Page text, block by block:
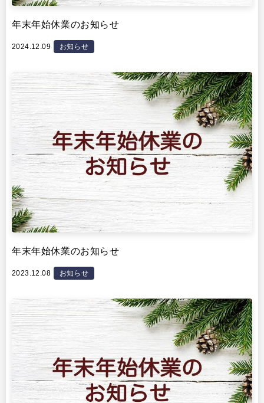
年末年始休業のお知らせ
2024.12.09 お知らせ
年末年始休業のお知らせ
2023.12.08 お知らせ